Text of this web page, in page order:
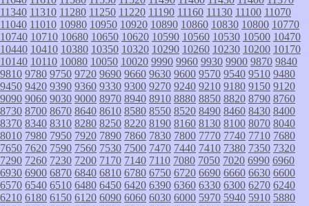
11340 11310 11280 11250 11220 11190 11160 11130 11100 11070
11040 11010 10980 10950 10920 10890 10860 10830 10800 10770
10740 10710 10680 10650 10620 10590 10560 10530 10500 10470
10440 10410 10380 10350 10320 10290 10260 10230 10200 10170
10140 10110 10080 10050 10020 9990 9960 9930 9900 9870 9840
9810 9780 9750 9720 9690 9660 9630 9600 9570 9540 9510 9480
9450 9420 9390 9360 9330 9300 9270 9240 9210 9180 9150 9120
9090 9060 9030 9000 8970 8940 8910 8880 8850 8820 8790 8760
8730 8700 8670 8640 8610 8580 8550 8520 8490 8460 8430 8400
8370 8340 8310 8280 8250 8220 8190 8160 8130 8100 8070 8040
8010 7980 7950 7920 7890 7860 7830 7800 7770 7740 7710 7680
7650 7620 7590 7560 7530 7500 7470 7440 7410 7380 7350 7320
7290 7260 7230 7200 7170 7140 7110 7080 7050 7020 6990 6960
6930 6900 6870 6840 6810 6780 6750 6720 6690 6660 6630 6600
6570 6540 6510 6480 6450 6420 6390 6360 6330 6300 6270 6240
6210 6180 6150 6120 6090 6060 6030 6000 5970 5940 5910 5880